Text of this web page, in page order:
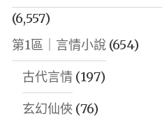
(6,557)
第1區｜言情小說(654)
古代言情(197)
玄幻仙俠 (76)